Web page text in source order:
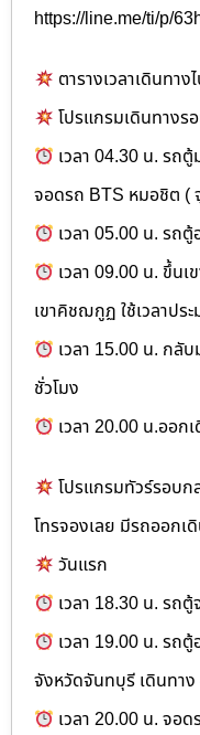
https://line.me/ti/p/
ตารางเวลาเดินทา
โปรแกรมเดินทางร
เวลา 04.30 น. รถ
จอดรถ BTS หมอชิต (
เวลา 05.00 น. รถ
เวลา 09.00 น. ขึ้น
เขาคิชฌกูฏ ใช้เวลาปร
เวลา 15.00 น. กลั
ชั่วโมง
เวลา 20.00 น.ออ
โปรแกรมทัวร์รอบก
โทรจองเลย มีรถออกเ
วันแรก
เวลา 18.30 น. รถ
เวลา 19.00 น. รถ
จังหวัดจันทบุรี เดินทาง
เวลา 20.00 น. จอ